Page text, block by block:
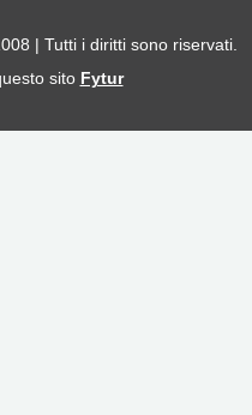
| Tutti i diritti sono riservati.
sito Fytur